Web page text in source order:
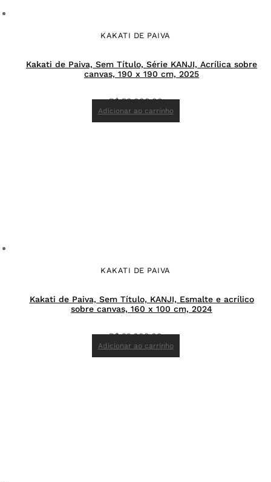
KAKATI DE PAIVA
Kakati de Paiva, Sem Título, Série KANJI, Acrílica sobre
canvas, 190 x 190 cm, 2025
R$50.000,00
Adicionar ao carrinho
KAKATI DE PAIVA
Kakati de Paiva, Sem Título, KANJI, Esmalte e acrílico
sobre canvas, 160 x 100 cm, 2024
R$32.000,00
Adicionar ao carrinho